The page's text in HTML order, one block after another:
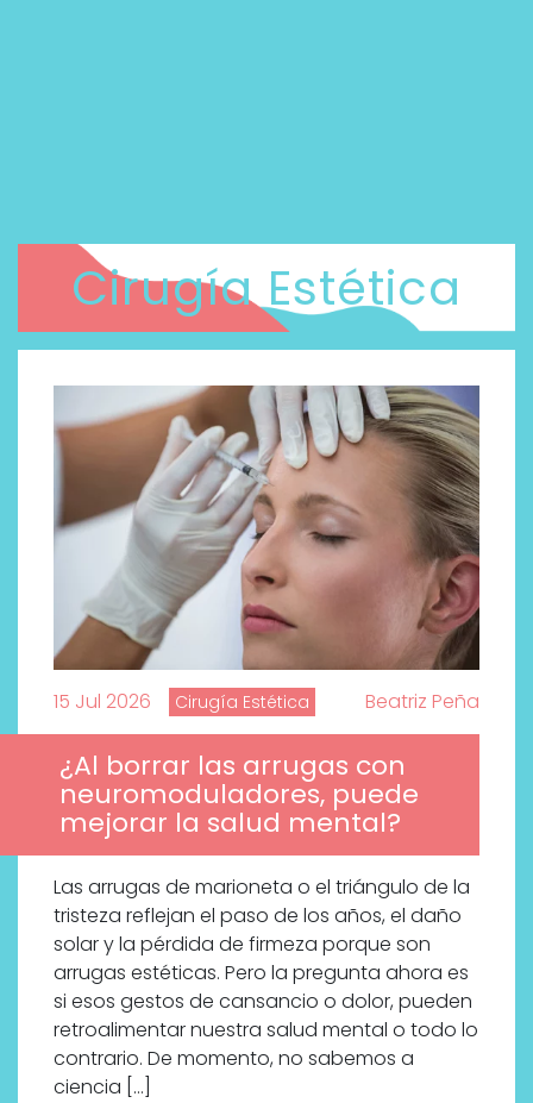
Cirugía Estética
15 Jul 2026 Cirugía Estética Beatriz Peña
¿Al borrar las arrugas con
neuromoduladores, puede
mejorar la salud mental?
Las arrugas de marioneta o el triángulo de la
tristeza reflejan el paso de los años, el daño
solar y la pérdida de firmeza porque son
arrugas estéticas. Pero la pregunta ahora es
si esos gestos de cansancio o dolor, pueden
retroalimentar nuestra salud mental o todo lo
contrario. De momento, no sabemos a
ciencia […]